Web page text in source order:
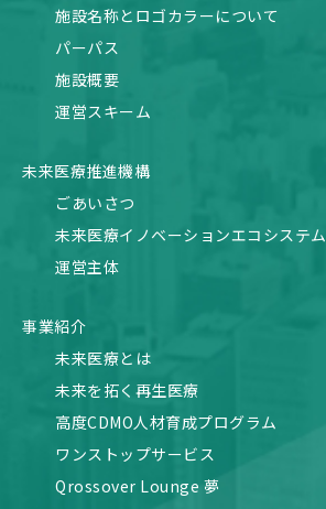
施設名称とロゴカラーについて
パーパス
施設概要
運営スキーム
未来医療推進機構
ごあいさつ
未来医療イノベーションエコシステム
運営主体
事業紹介
未来医療とは
未来を拓く再生医療
高度CDMO人材育成プログラム
ワンストップサービス
Qrossover Lounge 夢